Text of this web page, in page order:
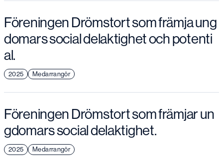
Föreningen Drömstort som främja ung
domars social delaktighet och potenti
al.
2025 Medarrangör
Föreningen Drömstort som främjar un
gdomars social delaktighet.
2025 Medarrangör